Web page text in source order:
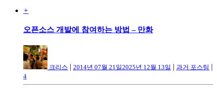
+
오픈소스 개발에 참여하는 방법 – 만화
크리스 | 2014년 07월 21일2025년 12월 13일 | 과거 포스팅 |
4